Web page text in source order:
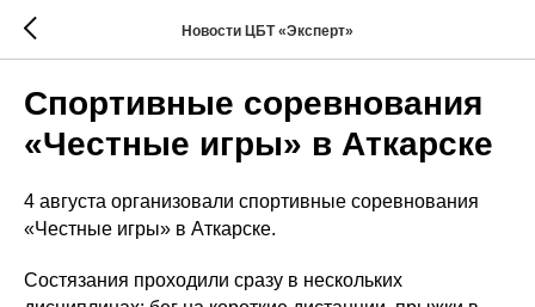
Новости ЦБТ «Эксперт»
Спортивные соревнования
«Честные игры» в Аткарске
4 августа организовали спортивные соревнования
«Честные игры» в Аткарске.
Состязания проходили сразу в нескольких